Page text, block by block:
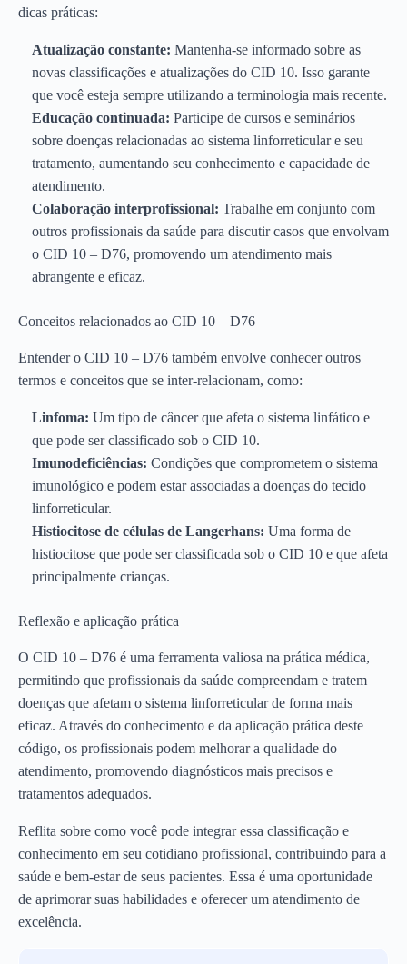
dicas práticas:
Atualização constante: Mantenha-se informado sobre as
novas classificações e atualizações do CID 10. Isso garante
que você esteja sempre utilizando a terminologia mais recente.
Educação continuada: Participe de cursos e seminários
sobre doenças relacionadas ao sistema linforreticular e seu
tratamento, aumentando seu conhecimento e capacidade de
atendimento.
Colaboração interprofissional: Trabalhe em conjunto com
outros profissionais da saúde para discutir casos que envolvam
o CID 10 – D76, promovendo um atendimento mais
abrangente e eficaz.
Conceitos relacionados ao CID 10 – D76
Entender o CID 10 – D76 também envolve conhecer outros
termos e conceitos que se inter-relacionam, como:
Linfoma: Um tipo de câncer que afeta o sistema linfático e
que pode ser classificado sob o CID 10.
Imunodeficiências: Condições que comprometem o sistema
imunológico e podem estar associadas a doenças do tecido
linforreticular.
Histiocitose de células de Langerhans: Uma forma de
histiocitose que pode ser classificada sob o CID 10 e que afeta
principalmente crianças.
Reflexão e aplicação prática
O CID 10 – D76 é uma ferramenta valiosa na prática médica,
permitindo que profissionais da saúde compreendam e tratem
doenças que afetam o sistema linforreticular de forma mais
eficaz. Através do conhecimento e da aplicação prática deste
código, os profissionais podem melhorar a qualidade do
atendimento, promovendo diagnósticos mais precisos e
tratamentos adequados.
Reflita sobre como você pode integrar essa classificação e
conhecimento em seu cotidiano profissional, contribuindo para a
saúde e bem-estar de seus pacientes. Essa é uma oportunidade
de aprimorar suas habilidades e oferecer um atendimento de
excelência.